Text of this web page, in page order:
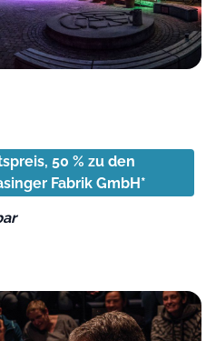
50 % zu den
Fabrik GmbH*